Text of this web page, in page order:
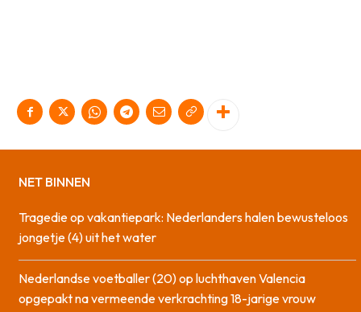
NET BINNEN
Tragedie op vakantiepark: Nederlanders halen bewusteloos
jongetje (4) uit het water
Nederlandse voetballer (20) op luchthaven Valencia
opgepakt na vermeende verkrachting 18-jarige vrouw